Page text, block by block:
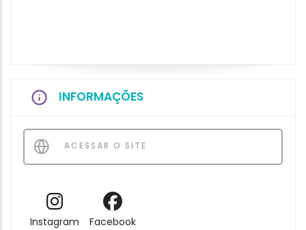
INFORMAÇÕES
ACESSAR O SITE
Instagram Facebook